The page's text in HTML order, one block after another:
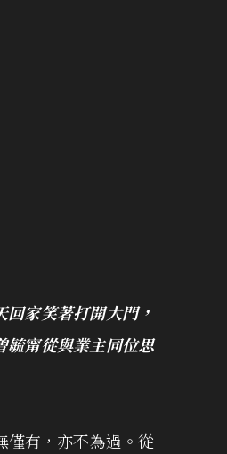
家笑著打開大門，
毓甯從與業主同位思
僅有，亦不為過。從